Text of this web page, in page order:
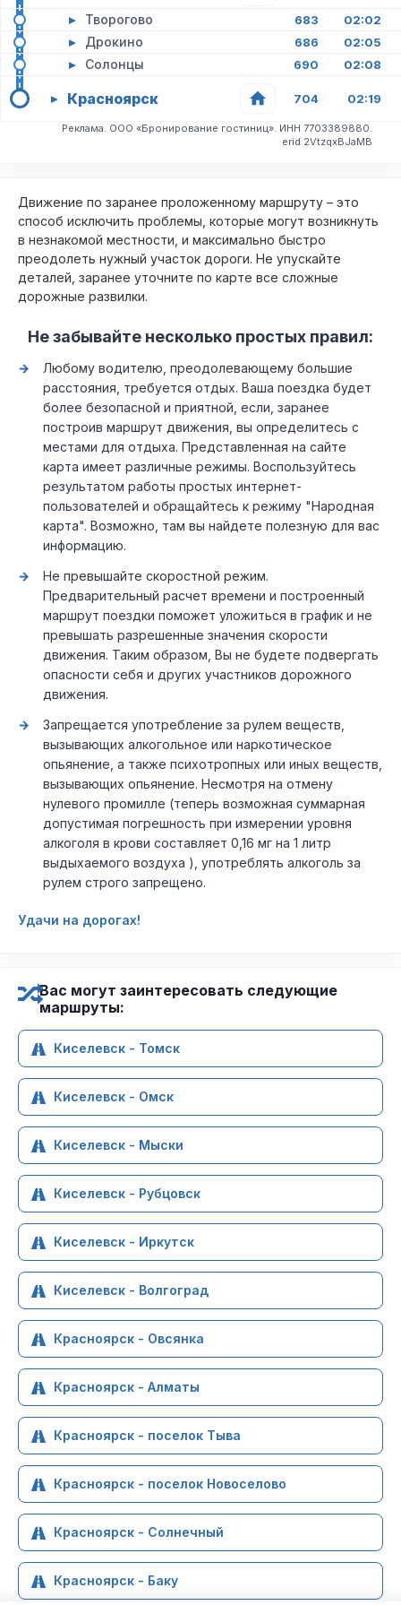
▸ Творогово 683 02:02
▸ Дрокино 686 02:05
▸ Солонцы 690 02:08
▸ Красноярск 704 02:19
Реклама. ООО «Бронирование гостиниц». ИНН 7703389880.
erid 2VtzqxBJaMB
Движение по заранее проложенному маршруту – это
способ исключить проблемы, которые могут возникнуть
в незнакомой местности, и максимально быстро
преодолеть нужный участок дороги. Не упускайте
деталей, заранее уточните по карте все сложные
дорожные развилки.
Не забывайте несколько простых правил:
Любому водителю, преодолевающему большие
расстояния, требуется отдых. Ваша поездка будет
более безопасной и приятной, если, заранее
построив маршрут движения, вы определитесь с
местами для отдыха. Представленная на сайте
карта имеет различные режимы. Воспользуйтесь
результатом работы простых интернет-
пользователей и обращайтесь к режиму "Народная
карта". Возможно, там вы найдете полезную для вас
информацию.
Не превышайте скоростной режим.
Предварительный расчет времени и построенный
маршрут поездки поможет уложиться в график и не
превышать разрешенные значения скорости
движения. Таким образом, Вы не будете подвергать
опасности себя и других участников дорожного
движения.
Запрещается употребление за рулем веществ,
вызывающих алкогольное или наркотическое
опьянение, а также психотропных или иных веществ,
вызывающих опьянение. Несмотря на отмену
нулевого промилле (теперь возможная суммарная
допустимая погрешность при измерении уровня
алкоголя в крови составляет 0,16 мг на 1 литр
выдыхаемого воздуха ), употреблять алкоголь за
рулем строго запрещено.
Удачи на дорогах!
Вас могут заинтересовать следующие
маршруты:
Киселевск - Томск
Киселевск - Омск
Киселевск - Мыски
Киселевск - Рубцовск
Киселевск - Иркутск
Киселевск - Волгоград
Красноярск - Овсянка
Красноярск - Алматы
Красноярск - поселок Тыва
Красноярск - поселок Новоселово
Красноярск - Солнечный
Красноярск - Баку